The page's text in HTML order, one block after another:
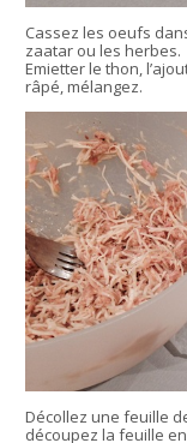
Cassez les oeufs
zaatar ou les herbes.
Emietter le thon,
râpé, mélangez.
Décollez une feuille
découpez la feuille